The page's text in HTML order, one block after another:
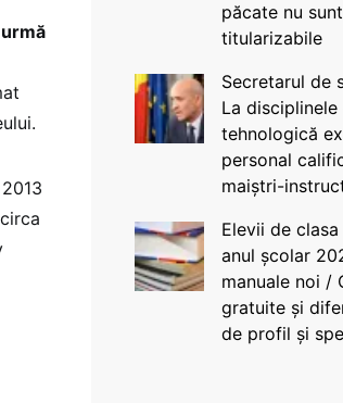
păcate nu
titularizabile
Secretarul de
La
tehnologică
personal
maiștri-
Elevii de
anul școlar
manuale noi /
gratuite și
de profil și